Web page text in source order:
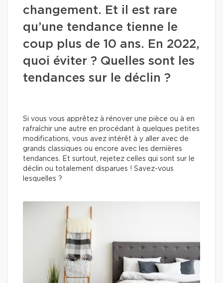
changement. Et il est rare
qu’une tendance tienne le
coup plus de 10 ans. En 2022,
quoi éviter ? Quelles sont les
tendances sur le déclin ?
Si vous vous apprêtez à rénover une pièce ou à en
rafraîchir une autre en procédant à quelques petites
modifications, vous avez intérêt à y aller avec de
grands classiques ou encore avec les dernières
tendances. Et surtout, rejetez celles qui sont sur le
déclin ou totalement disparues ! Savez-vous
lesquelles ?